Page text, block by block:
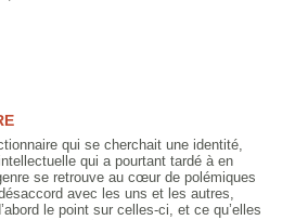
qui se cherchait une identité,
qui a pourtant tardé à en
se retrouve au cœur de polémiques
avec les uns et les autres,
le point sur celles-ci, et ce qu’elles